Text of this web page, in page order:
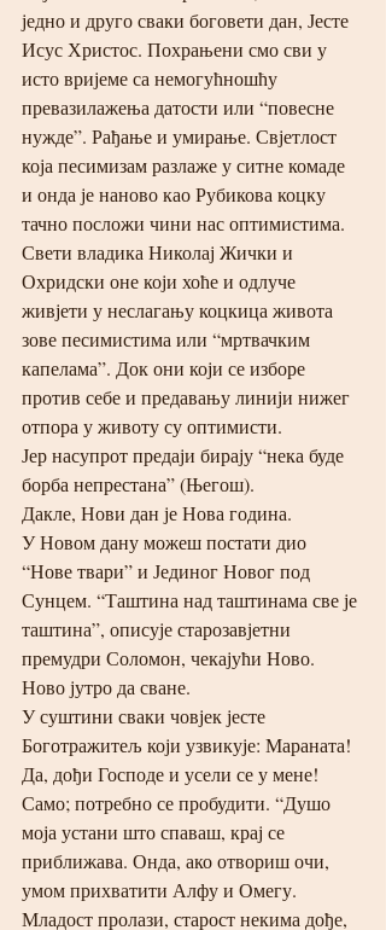
једно и друго сваки боговети дан, Јесте
Исус Христос. Похрањени смо сви у
исто вријеме са немогућношћу
превазилажења датости или “повесне
нужде”. Рађање и умирање. Свјетлост
која песимизам разлаже у ситне комаде
и онда је наново као Рубикова коцку
тачно посложи чини нас оптимистима.
Свети владика Николај Жички и
Охридски оне који хоће и одлуче
живјети у неслагању коцкица живота
зове песимистима или “мртвачким
капелама”. Док они који се изборе
против себе и предавању линији нижег
отпора у животу су оптимисти.
Јер насупрот предаји бирају “нека буде
борба непрестана” (Његош).
Дакле, Нови дан је Нова година.
У Новом дану можеш постати дио
“Нове твари” и Јединог Новог под
Сунцем. “Таштина над таштинама све је
таштина”, описује старозавјетни
премудри Соломон, чекајући Ново.
Ново јутро да сване.
У суштини сваки човјек јесте
Боготражитељ који узвикује: Мараната!
Да, дођи Господе и усели се у мене!
Само; потребно се пробудити. “Душо
моја устани што спаваш, крај се
приближава. Онда, ако отвориш очи,
умом прихватити Алфу и Омегу.
Младост пролази, старост некима дође,